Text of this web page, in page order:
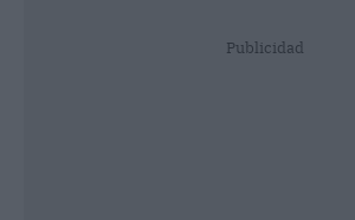
Publicidad